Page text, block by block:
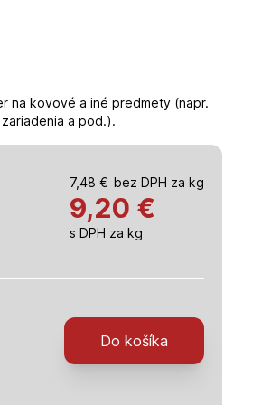
na kovové a iné predmety (napr.
a pod.).
7,48 € bez DPH za kg
9,20 €
s DPH za kg
Do košíka